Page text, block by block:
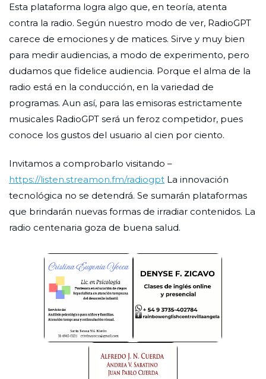
Esta plataforma logra algo que, en teoría, atenta
contra la radio. Según nuestro modo de ver, RadioGPT
carece de emociones y de matices. Sirve y muy bien
para medir audiencias, a modo de experimento, pero
dudamos que fidelice audiencia. Porque el alma de la
radio está en la conducción, en la variedad de
programas. Aun así, para las emisoras estrictamente
musicales RadioGPT será un feroz competidor, pues
conoce los gustos del usuario al cien por ciento.
Invitamos a comprobarlo visitando –
https://listen.streamon.fm/radiogpt La innovación
tecnológica no se detendrá. Se sumarán plataformas
que brindarán nuevas formas de irradiar contenidos. La
radio centenaria goza de buena salud.